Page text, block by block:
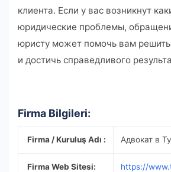
клиента. Если у вас возникнут
юридические проблемы,
юристу может помочь вам
и достичь справедливого
Firma Bilgileri:
Firma / Kuruluş Adı : Адвокат в
Firma Web Sitesi: https://